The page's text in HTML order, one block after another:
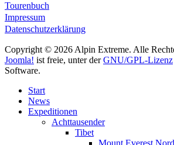
Tourenbuch
Impressum
Datenschutzerklärung
Copyright © 2026 Alpin Extreme. Alle
Joomla! ist freie, unter derGNU/GPL-Lizenz
Software.
Start
News
Expeditionen
Achttausender
Tibet